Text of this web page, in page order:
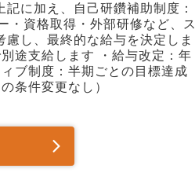
に加え、自己研鑽補助制度：
資格取得・外部研修など、ス
し、最終的な給与を決定しま
途支給します ・給与改定：年
ブ制度：半期ごとの目標達成
条件変更なし）